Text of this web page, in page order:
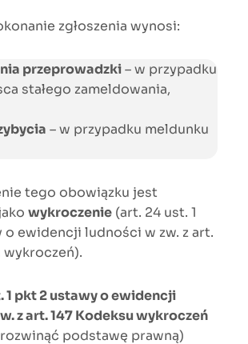
zgłoszenia wynosi:
przeprowadzki– w przypadku
stałego zameldowania,
– w przypadku meldunku
tego obowiązku jest
wykroczenie (art. 24 ust. 1
o ewidencji ludności w zw. z art.
wykroczeń).
1 pkt 2 ustawy o ewidencji
z art. 147 Kodeksu wykroczeń
podstawę prawną)